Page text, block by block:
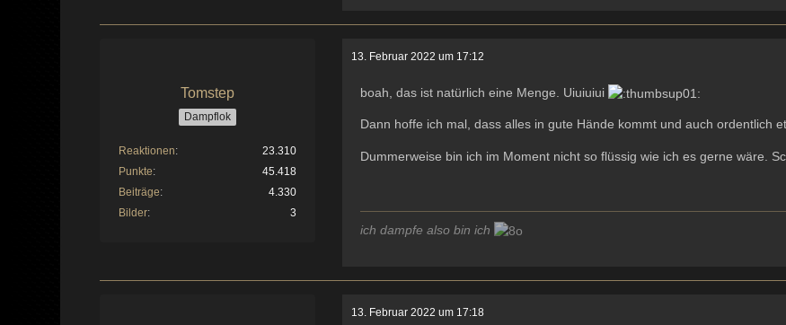
Tomstep
Dampflok
Reaktionen
23.310
Punkte
45.418
Beiträge
4.330
Bilder
3
13. Februar 2022 um 17:12
boah, das ist natürlich eine Menge. Uiuiuiui
Dann hoffe ich mal, dass alles in gute Hände kommt und auch ordentlich
Dummerweise bin ich im Moment nicht so flüssig wie ich es gerne wäre.
ich dampfe also bin ich
13. Februar 2022 um 17:18